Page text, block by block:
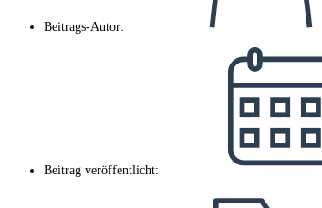
Beitrags-Autor:
Beitrag veröffentlicht: